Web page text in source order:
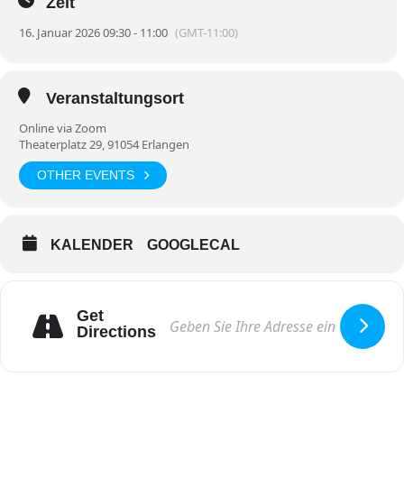
Kosten:Buchung der 3er-Reihe € 54.-;
weitere Informationen
16. Januar 2026 09:30 - 11:00 (GMT-11:00)
Veranstaltungsort
Online via Zoom
Theaterplatz 29, 91054 Erlangen
OTHER EVENTS
KALENDER GOOGLECAL
Get
Directions